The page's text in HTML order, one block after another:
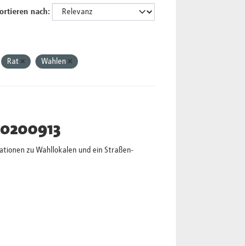
nach
Rat Wahlen
zu Wahllokalen und ein Straßen-